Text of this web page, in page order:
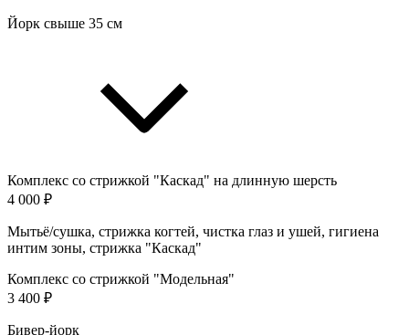
Йорк свыше 35 см
Комплекс со стрижкой "Каскад" на длинную шерсть
4 000 ₽
Мытьё/сушка, стрижка когтей, чистка глаз и ушей, гигиена
интим зоны, стрижка "Каскад"
Комплекс со стрижкой "Модельная"
3 400 ₽
Бивер-йорк